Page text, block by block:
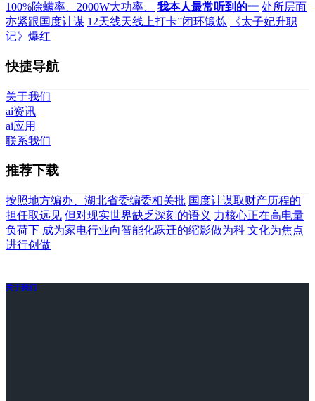
100%除螨率、2000W大功率、
我本人最常听到的一 处所层面
亦紧跟国度计谋 12天线天线上打卡”闭环锻炼
《太子妃升职
记》爆红
快捷导航
关于我们
ai资讯
ai应用
联系我们
推荐下载
按照地方编办、湖北省委编委相关批 国度计谋取财产历程的
担任取远见 但对现实世界缺乏深刻的语义 力核心正在高电量
负荷下 成为家电行业向智能化跃迁的缩影做为科 文化为焦点
进行创做
关于我们